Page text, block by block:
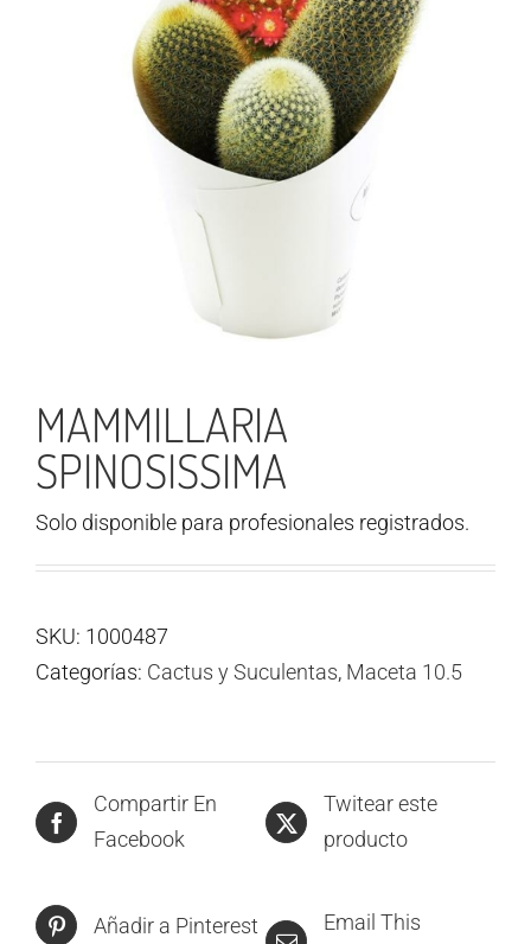
MAMMILLARIA
SPINOSISSIMA
Solo disponible para profesionales registrados.
SKU: 1000487
Categorías: Cactus y Suculentas, Maceta 10.5
Compartir En
Facebook
Twitear este
producto
Añadir a Pinterest
Email This